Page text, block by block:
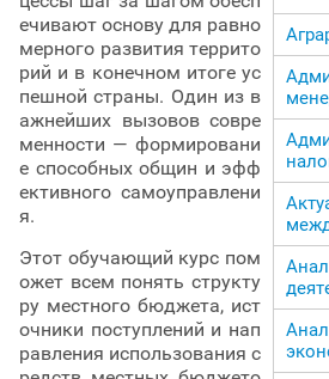
ечивают основу для равно
мерного развития террито
рий и в конечном итоге ус
пешной страны. Один из в
ажнейших вызовов совре
менности — формировани
е способных общин и эфф
ективного самоуправлени
я.
Этот обучающий курс пом
ожет всем понять структу
ру местного бюджета, ист
очники поступлений и нап
равления использования с